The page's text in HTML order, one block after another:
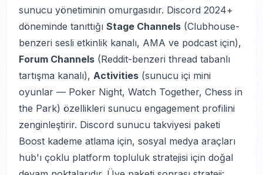
sunucu yönetiminin omurgasıdır. Discord 2024+
döneminde tanıttığı Stage Channels (Clubhouse-
benzeri sesli etkinlik kanalı, AMA ve podcast için),
Forum Channels (Reddit-benzeri thread tabanlı
tartışma kanalı), Activities (sunucu içi mini
oyunlar — Poker Night, Watch Together, Chess in
the Park) özellikleri sunucu engagement profilini
zenginleştirir. Discord sunucu takviyesi paketi
Boost kademe atlama için, sosyal medya araçları
hub'ı çoklu platform topluluk stratejisi için doğal